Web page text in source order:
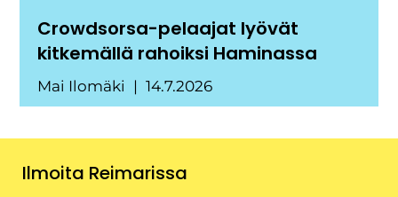
Crowdsorsa-pelaajat lyövät
kitkemällä rahoiksi Haminassa
Mai Ilomäki 14.7.2026
Ilmoita Reimarissa